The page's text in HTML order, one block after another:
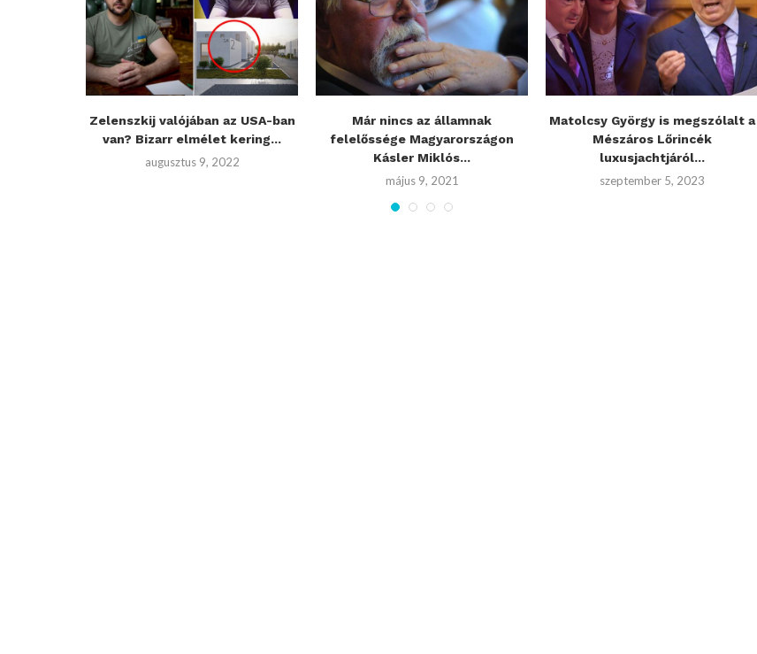
Zelenszkij valójában az USA-ban
van? Bizarr elmélet kering...
augusztus 9, 2022
Már nincs az államnak
felelőssége Magyarországon
Kásler Miklós...
május 9, 2021
Matolcsy György is megszólalt a
Mészáros Lőrincék
luxusjachtjáról...
szeptember 5, 2023